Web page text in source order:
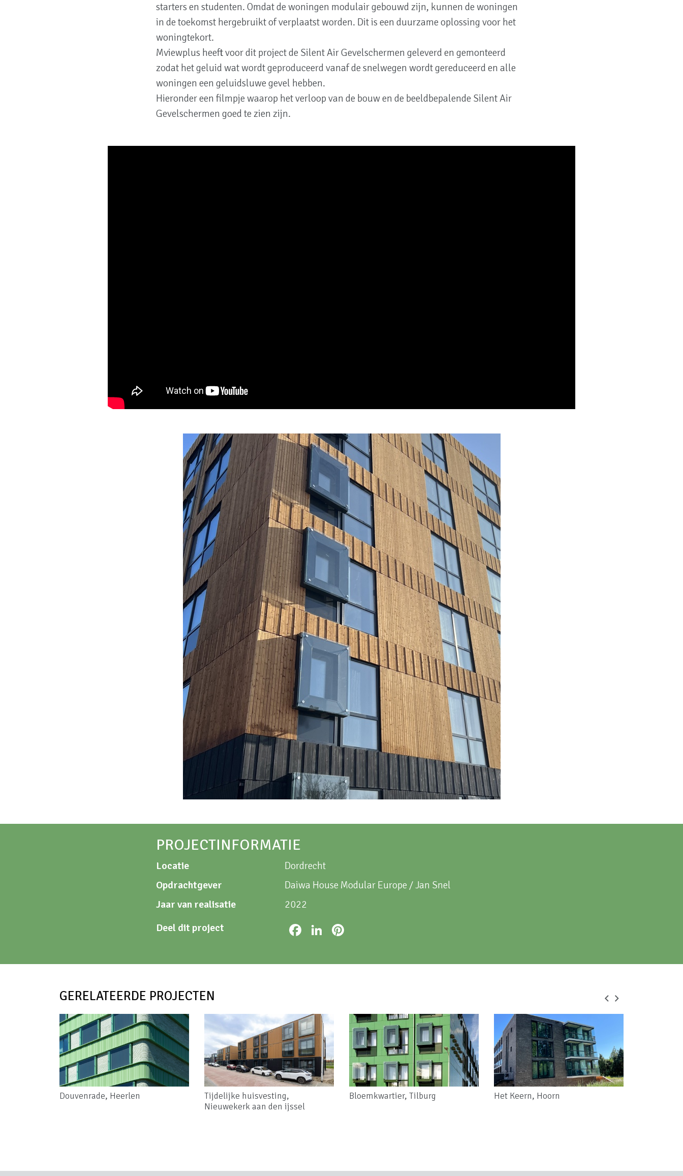
starters en studenten. Omdat de woningen modulair gebouwd zijn, kunnen de woningen
in de toekomst hergebruikt of verplaatst worden. Dit is een duurzame oplossing voor het
woningtekort.
Mviewplus heeft voor dit project de Silent Air Gevelschermen geleverd en gemonteerd
zodat het geluid wat wordt geproduceerd vanaf de snelwegen wordt gereduceerd en alle
woningen een geluidsluwe gevel hebben.
Hieronder een filmpje waarop het verloop van de bouw en de beeldbepalende Silent Air
Gevelschermen goed te zien zijn.
PROJECTINFORMATIE
Locatie
Dordrecht
Opdrachtgever
Daiwa House Modular Europe / Jan Snel
Jaar van realisatie
2022
Deel dit project
FacebookLinkedIn
GERELATEERDE PROJECTEN
Douvenrade, Heerlen
Tijdelijke huisvesting,
Nieuwekerk aan den ijssel
Bloemkwartier, Tilburg Het Keern, Hoorn